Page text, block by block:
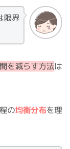
限界
を減らす方法は
の均衡分布を理